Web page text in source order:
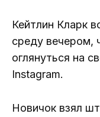
Кейтлин Кларк
среду вечером,
оглянуться на
Instagram.
Новичок взял